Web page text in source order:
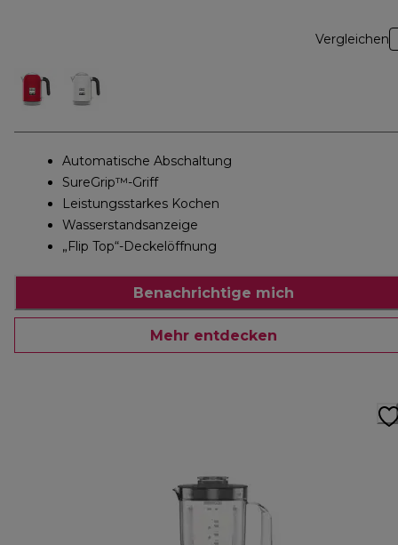
Vergleichen
Automatische Abschaltung
SureGrip™-Griff
Leistungsstarkes Kochen
Wasserstandsanzeige
„Flip Top“-Deckelöffnung
Benachrichtige mich
Mehr entdecken